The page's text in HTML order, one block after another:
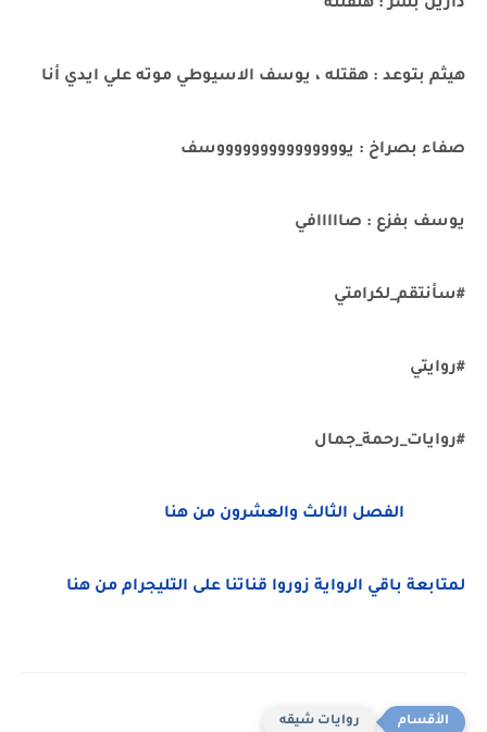
دارين بشر : هتقلته
هيثم بتوعد : هقتله ، يوسف الاسيوطي موته علي ايدي أنا
صفاء بصراخ : يوووووووووووووووسف
يوسف بفزع : صااااافي
#سأنتقم_لكرامتي
#روايتي
#روايات_رحمة_جمال
الفصل الثالث والعشرون من هنا
لمتابعة باقي الرواية زوروا قناتنا على التليجرام من هنا
روايات شيقه